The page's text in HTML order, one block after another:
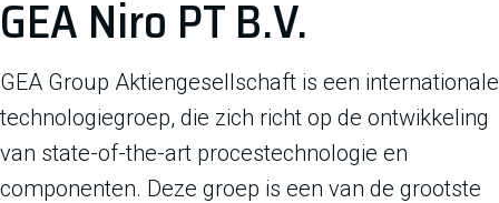
GEA Niro PT B.V.
GEA Group Aktiengesellschaft is een internationale
technologiegroep, die zich richt op de ontwikkeling
van state-of-the-art procestechnologie en
componenten. Deze groep is een van de grootste